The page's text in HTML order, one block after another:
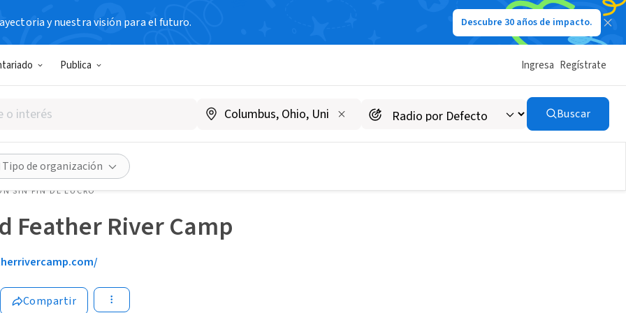
y nuestra visión para el futuro. Descubre 30 años de impacto.
Publica Ingresa Regístrate
Buscar
Tipo de organización
SIN FIN DE LUCRO
Feather River Camp
Compartir